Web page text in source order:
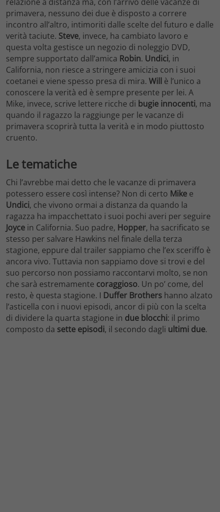
primavera, nessuno dei due è disposto a correre
incontro all’altro, intimoriti dalle scelte del futuro e dalle
verità taciute. Steve, invece, ha cambiato lavoro e
questa volta gestisce un negozio di noleggio DVD,
sempre supportato dall’amica Robin. Undici, in
California, non riesce a stringere amicizia con i suoi
coetanei e viene spesso presa di mira. Will è l’unico a
conoscere la verità ed è sempre presente per lei. A
Mike, invece, scrive lettere ricche di bugie innocenti, ma
quando il ragazzo la raggiunge per le vacanze di
primavera scoprirà tutta la verità e in modo piuttosto
cruento.
Le tematiche
Chi l’avrebbe mai detto che le vacanze di primavera
potessero essere così intense? Non di certo Mike e
Undici, che vivono ormai a distanza da quando la
ragazza ha impacchettato i suoi pochi averi per seguire
Joyce in California. Suo padre, Hopper, ha sacrificato se
stesso per salvare Hawkins nel finale della terza
stagione, eppure dal trailer sappiamo che l’ex sceriffo è
ancora vivo. Tuttavia non sappiamo dove si trovi e del
suo percorso non possiamo raccontarvi molto, se non
che sarà estremamente coraggioso. Un po’ come, del
resto, è questa stagione. I Duffer Brothers hanno alzato
l’asticella con i nuovi episodi, ancor di più con la scelta
di dividere la quarta stagione in due blocchi: il primo
composto da sette episodi, il secondo dagli ultimi due.